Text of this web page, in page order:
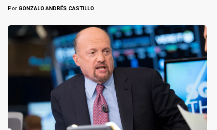
Por GONZALO ANDRÉS CASTILLO